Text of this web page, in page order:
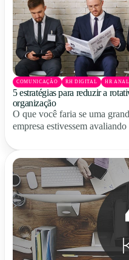
COMUNICAÇÃO RH DIGITAL HR
5 estratégias para reduzir a
organização
O que você faria se uma
empresa estivessem